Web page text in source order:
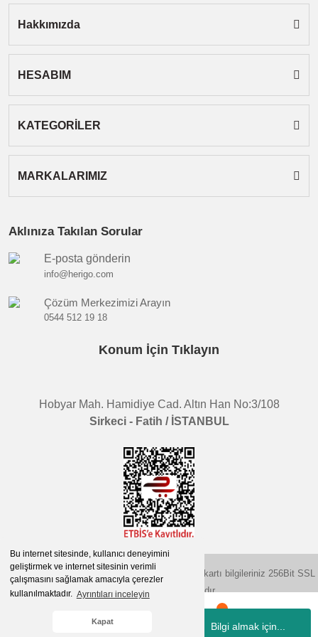
Bu internet sitesinde, kullanıcı deneyimini
geliştirmek ve internet sitesinin verimli
çalışmasını sağlamak amacıyla çerezler
kullanılmaktadır. Ayrıntıları inceleyin
Kapat Bilgi almak için...
Gönder
Hakkımızda
HESABIM
KATEGORİLER
MARKALARIMIZ
Aklınıza Takılan Sorular
E-posta gönderin
info@herigo.com
Çözüm Merkezimizi Arayın
0544 512 19 18
Konum İçin Tıklayın
Hobyar Mah. Hamidiye Cad. Altın Han No:3/108
Sirkeci - Fatih / İSTANBUL
2015 © herigo.com | Tüm Hakları Saklıdır. Kredi kartı bilgileriniz 256Bit SSL
sertifikası ile korunmaktadır.
Sepetim
İletişim